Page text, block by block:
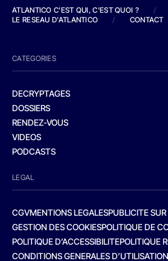
ATLANTICO C'EST QUI, C'EST QUOI ?
/
LE RESEAU D'ATLANTICO
/ CONTACT
CATEGORIES
DECRYPTAGES
DOSSIERS
RENDEZ-VOUS
VIDEOS
PODCASTS
LEGAL
CGVMENTIONS LEGALESPUBLICITE
GESTION DES COOKIESPOLITIQUE DE
POLITIQUE D’ACCESSIBILITEPOLITIQUE
CONDITIONS GENERALES D’UTILISATION